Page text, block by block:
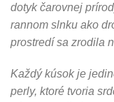
dotyk čarovnej
rannom slnku ako
prostredí sa zrodila
Každý kúsok je
perly, ktoré tvoria